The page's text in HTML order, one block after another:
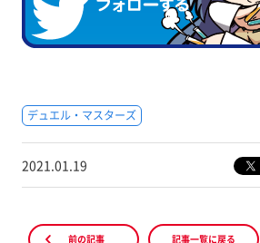
デュエル・マスターズ
2021.01.19
前の記事 記事一覧に戻る